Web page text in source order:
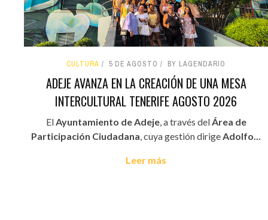
CULTURA 5 DE AGOSTO BY LAGENDARIO
ADEJE AVANZA EN LA CREACIÓN DE UNA MESA
INTERCULTURAL TENERIFE AGOSTO 2026
ElAyuntamiento de Adeje, a través delÁrea de
Participación Ciudadana, cuya gestión dirigeAdolfo...
Leer más